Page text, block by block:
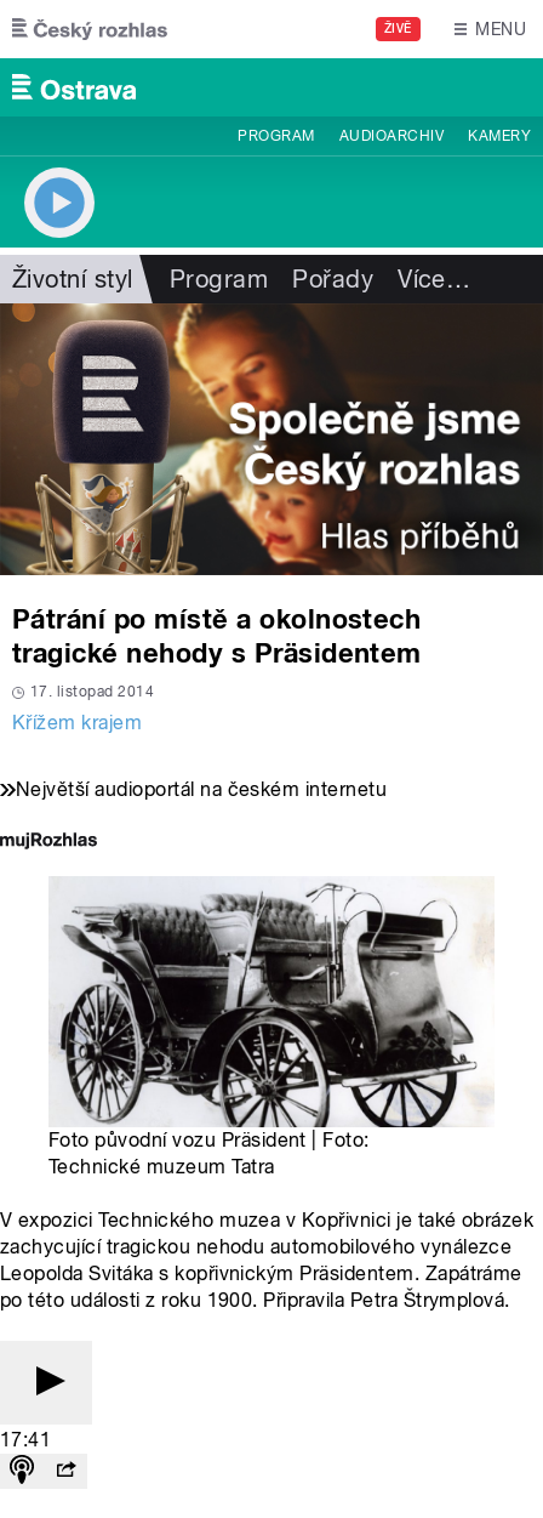
Přejít k hlavnímu obsahu
ŽIVĚ MENU
PROGRAM AUDIOARCHIV KAMERY
Životní styl Program Pořady Více…
Pátrání po místě a okolnostech
tragické nehody s Präsidentem
17. listopad 2014
Křížem krajem
Největší audioportál na českém internetu
Foto původní vozu Präsident | Foto:
Technické muzeum Tatra
V expozici Technického muzea v Kopřivnici je také obrázek
zachycující tragickou nehodu automobilového vynálezce
Leopolda Svitáka s kopřivnickým Präsidentem. Zapátráme
po této události z roku 1900. Připravila Petra Štrymplová.
17:41